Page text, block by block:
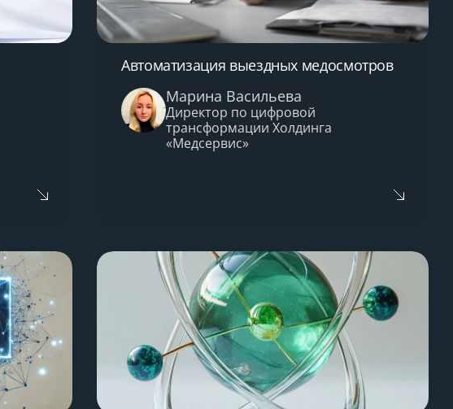
МИС
Автоматизация выездных медосмотров
Марина Васильева
Директор по цифровой
трансформации Холдинга
«Медсервис»
Затронутые темы:
Возможности автоматизации выездных
осмотров на примере кейсов ее
внедрения в клиниках: повышение
эффективности, снижение ошибок,
улучшение качества обслуживания
Обзор доступных решений и
программного обеспечения